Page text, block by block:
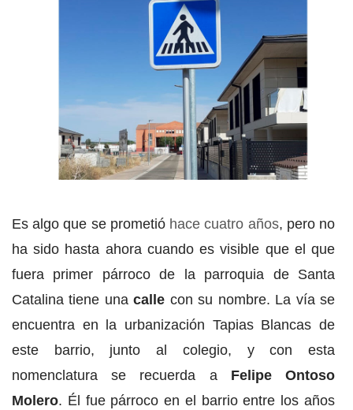
Es algo que se prometióhace cuatro años, pero no
ha sido hasta ahora cuando es visible que el que
fuera primer párroco de la parroquia de Santa
Catalina tiene unacalle con su nombre. La vía se
encuentra en la urbanización Tapias Blancas de
este barrio, junto al colegio, y con esta
nomenclatura se recuerda aFelipe Ontoso
Molero. Él fue párroco en el barrio entre los años